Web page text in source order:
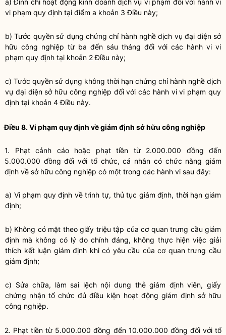
a) Đình chỉ hoạt động kinh doanh dịch vụ vi phạm đối với hành vi
vi phạm quy định tại điểm a khoản 3 Điều này;
b) Tước quyềnsử dụng chứng chỉ hành nghề dịch vụ đại diện sở
hữu công nghiệp từ ba đến sáu tháng đối với các hành vi vi
phạm quy định tại khoản 2 Điều này;
c) Tước quyền sử dụng không thời hạn chứng chỉ hành nghề dịch
vụ đại diện sở hữu công nghiệp đối với các hành vi vi phạm quy
định tại khoản 4 Điều này.
Điều 8. Vi phạm quy định về giám định sở hữu công nghiệp
1. Phạt cảnh cáo hoặc phạt tiền từ 2.000.000 đồng đến
5.000.000 đồng đối với tổ chức, cá nhân có chức năng giám
định về sở hữu công nghiệp có một trong các hành vi sau đây:
a) Vi phạm quy định về trình tự, thủ tục giám định, thời hạn giám
định;
b) Không có mặt theo giấy triệu tập của cơ quan trưng cầu giám
định mà không có lý do chính đáng, không thực hiện việc giải
thích kết luận giám định khi có yêu cầu của cơ quan trưng cầu
giám định;
c) Sửa chữa, làm sai lệch nội dung thẻ giám định viên, giấy
chứng nhận tổ chức đủ điều kiện hoạt động giám định sở hữu
công nghiệp.
2. Phạt tiền từ 5.000.000 đồng đến 10.000.000 đồng đối với tổ